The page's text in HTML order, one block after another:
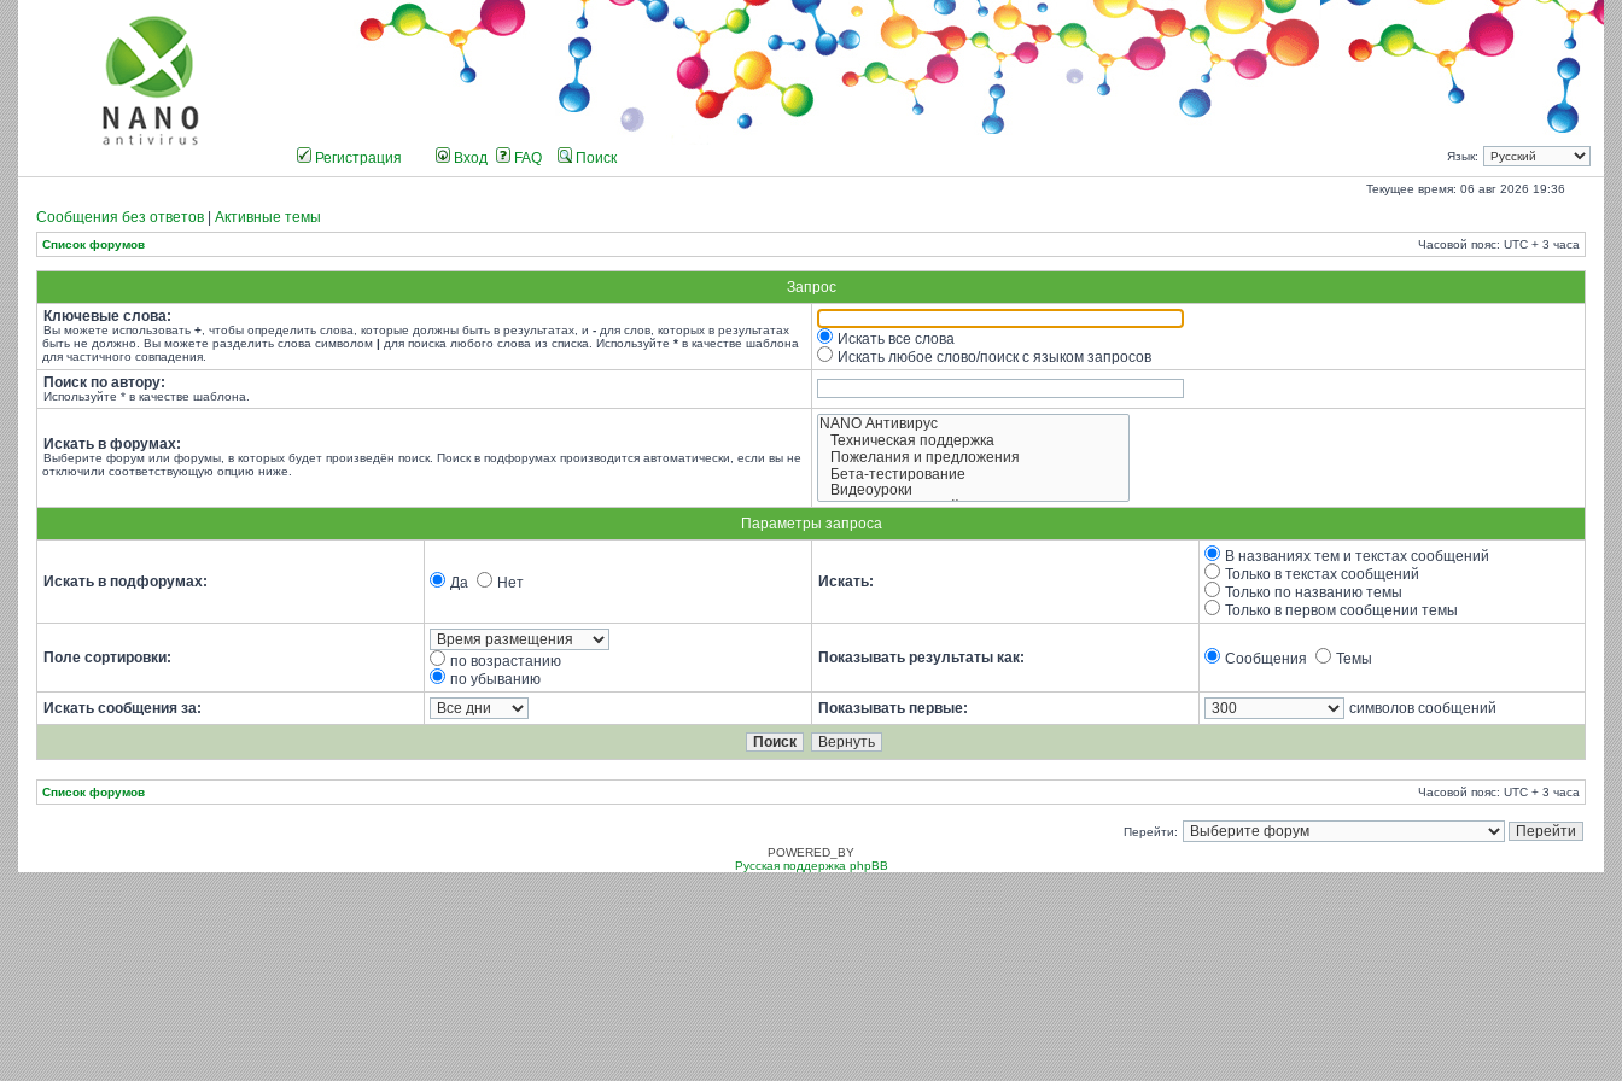
Язык:
Регистрация Вход FAQ Поиск
Текущее время: 06 авг 2026 19:36
Сообщения без ответов Активные темы
Список форумов Часовой пояс: UTC + 3 часа
Запрос
Ключевые слова:
Вы можете использовать + , чтобы определить слова, которые должны быть в результатах, и - для слов, которых в результатах
быть не должно. Вы можете разделить слова символом | для поиска любого слова из списка. Используйте * в качестве шаблона
для частичного совпадения.
Искать все слова
Искать любое слово/поиск с языком запросов
Поиск по автору:
Используйте * в качестве шаблона.
Искать в форумах:
Выберите форум или форумы, в которых будет произведён поиск. Поиск в подфорумах производится автоматически, если вы не
отключили соответствующую опцию ниже.
Параметры запроса
Искать в подфорумах: Да Нет Искать:
В названиях тем и текстах сообщений
Только в текстах сообщений
Только по названию темы
Только в первом сообщении темы
Поле сортировки:
по возрастанию
по убыванию
Показывать результаты как: Сообщения Темы
Искать сообщения за: Показывать первые: символов сообщений
Список форумов Часовой пояс: UTC + 3 часа
Перейти:
POWERED_BY
Русская поддержка phpBB